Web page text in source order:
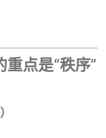
点是“秩序”